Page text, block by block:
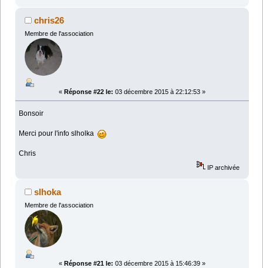
chris26
Membre de l'association
« Réponse #22 le: 03 décembre 2015 à 22:12:53 »
Bonsoir
Merci pour l'info slholka
Chris
IP archivée
slhoka
Membre de l'association
« Réponse #21 le: 03 décembre 2015 à 15:46:39 »